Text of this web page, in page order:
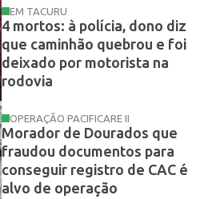
EM TACURU
4 mortos: à polícia, dono diz
que caminhão quebrou e foi
deixado por motorista na
rodovia
OPERAÇÃO PACIFICARE II
Morador de Dourados que
fraudou documentos para
conseguir registro de CAC é
alvo de operação